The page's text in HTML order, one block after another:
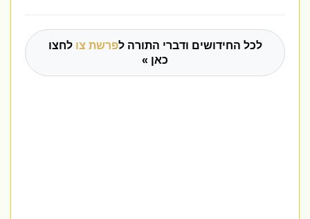
לכל החידושים ודברי התורה לפרשת צו לחצו
כאן »